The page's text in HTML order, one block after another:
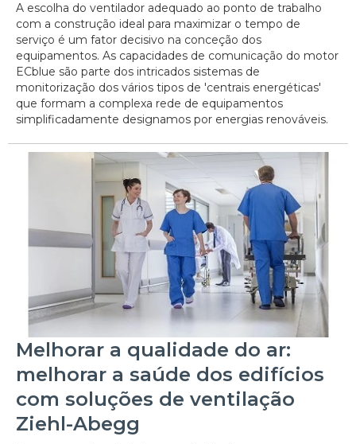
A escolha do ventilador adequado ao ponto de trabalho
com a construção ideal para maximizar o tempo de
serviço é um fator decisivo na conceção dos
equipamentos. As capacidades de comunicação do motor
ECblue são parte dos intricados sistemas de
monitorização dos vários tipos de 'centrais energéticas'
que formam a complexa rede de equipamentos
simplificadamente designamos por energias renováveis.
Melhorar a qualidade do ar:
melhorar a saúde dos edifícios
com soluções de ventilação
Ziehl-Abegg